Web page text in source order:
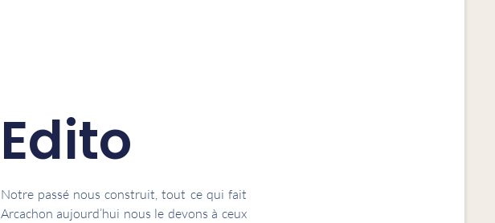
Edito
Notre passé nous construit, tout ce qui fait
Arcachon aujourd’hui nous le devons à ceux